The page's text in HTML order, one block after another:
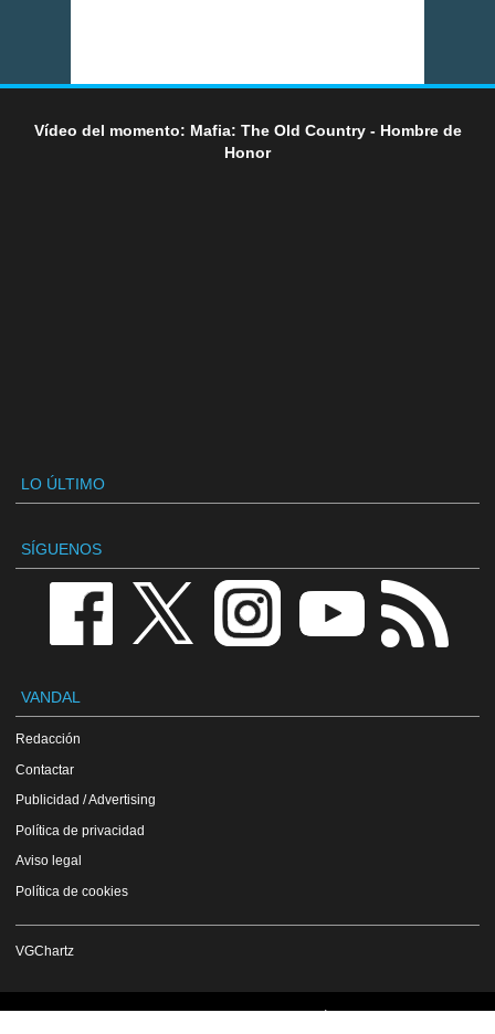
Vídeo del momento: Mafia: The Old Country - Hombre de
Honor
LO ÚLTIMO
SÍGUENOS
VANDAL
Redacción
Contactar
Publicidad / Advertising
Política de privacidad
Aviso legal
Política de cookies
VGChartz